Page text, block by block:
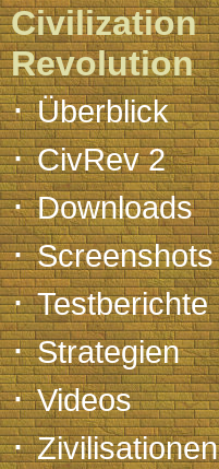
Civilization
Revolution
·Überblick
·CivRev 2
·Downloads
·Screenshots
·Testberichte
·Strategien
·Videos
·Zivilisationen